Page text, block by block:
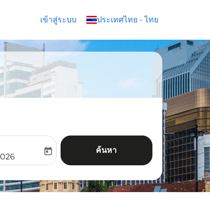
เข้าสู่ระบบ ประเทศไทย - ไทย
keyboard_arrow_down
labelreturn-date-aria-label
today ค้นหา